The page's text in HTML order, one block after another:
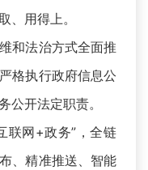
、用得上。
和法治方式全面推
格执行政府信息公
公开法定职责。
联网+政务”，全链
、精准推送、智能